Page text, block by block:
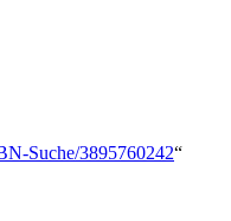
Suche/3895760242“